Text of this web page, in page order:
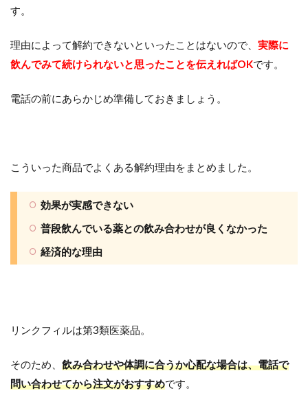
す。
理由によって解約できないといったことはないので、 実際に
飲んでみて続けられないと思ったことを伝えればOKです。
電話の前にあらかじめ準備しておきましょう。
こういった商品でよくある解約理由をまとめました。
効果が実感できない
普段飲んでいる薬との飲み合わせが良くなかった
経済的な理由
リンクフィルは第3類医薬品。
そのため、 飲み合わせや体調に合うか心配な場合は、電話で
問い合わせてから注文がおすすめです。